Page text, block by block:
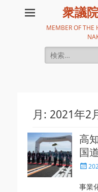
衆議
MEMBER OF THE
検
索:
月: 2021年2
高
国
投
日
事業